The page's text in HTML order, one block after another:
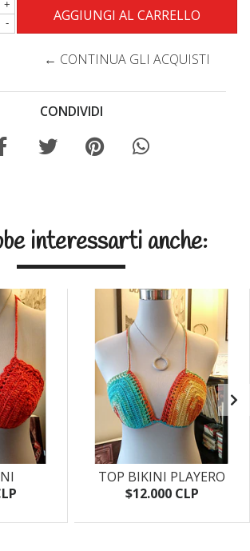
+
-
← CONTINUA GLI ACQUISTI
CONDIVIDI
interessarti anche:
TOP BIKINI PLAYERO
$12.000 CLP